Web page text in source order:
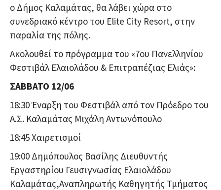
ο Δήμος Καλαμάτας, θα λάβει χώρα στο
συνεδριακό κέντρο του Elite City Resort, στην
παραλία της πόλης.
Ακολουθεί το πρόγραμμα του «7ου Πανελληνίου
Φεστιβάλ Ελαιολάδου & Επιτραπέζιας Ελιάς»:
ΣΑΒΒΑΤΟ 12/06
18:30 Έναρξη του Φεστιβάλ από τον Πρόεδρο του
Α.Σ. Καλαμάτας Μιχάλη Αντωνόπουλο
18:45 Χαιρετισμοί
19:00 Δημόπουλος Βασίλης Διευθυντής
Εργαστηρίου Γευσιγνωσίας Ελαιολάδου
Καλαμάτας,Αναπληρωτής Καθηγητής Τμήματος